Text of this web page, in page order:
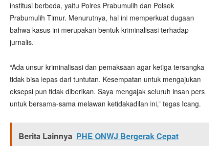
institusi berbeda, yaitu Polres Prabumulih dan Polsek
Prabumulih Timur. Menurutnya, hal ini memperkuat dugaan
bahwa kasus ini merupakan bentuk kriminalisasi terhadap
jurnalis.
“Ada unsur kriminalisasi dan pemaksaan agar ketiga tersangka
tidak bisa lepas dari tuntutan. Kesempatan untuk mengajukan
eksepsi pun tidak diberikan. Saya mengajak seluruh insan pers
untuk bersama-sama melawan ketidakadilan ini,” tegas Icang.
Berita Lainnya PHE ONWJ Bergerak Cepat